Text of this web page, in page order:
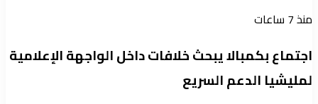
منذ 7 ساعات
اجتماع بكمبالا يبحث خلافات داخل الواجهة الإعلامية
لمليشيا الدعم السريع